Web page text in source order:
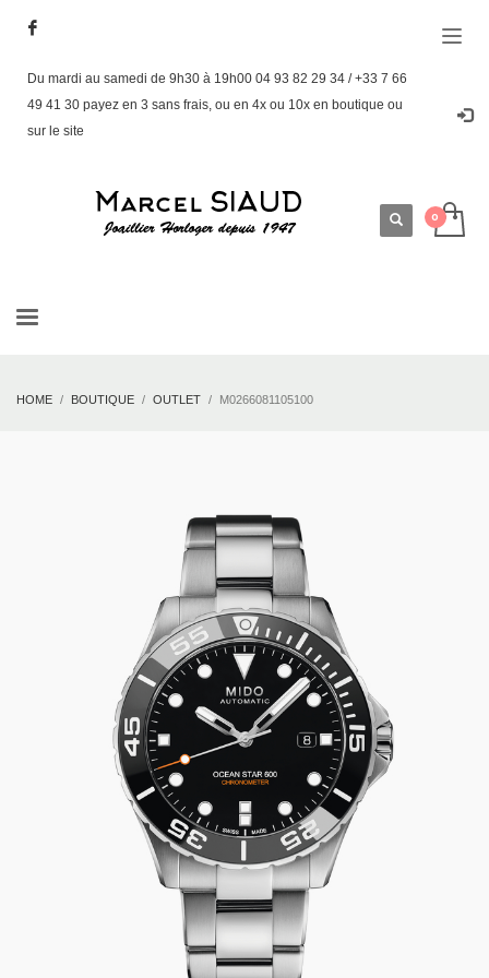
Du mardi au samedi de 9h30 à 19h00 04 93 82 29 34 / +33 7 66
49 41 30 payez en 3 sans frais, ou en 4x ou 10x en boutique ou
sur le site
HOME BOUTIQUE OUTLET M0266081105100